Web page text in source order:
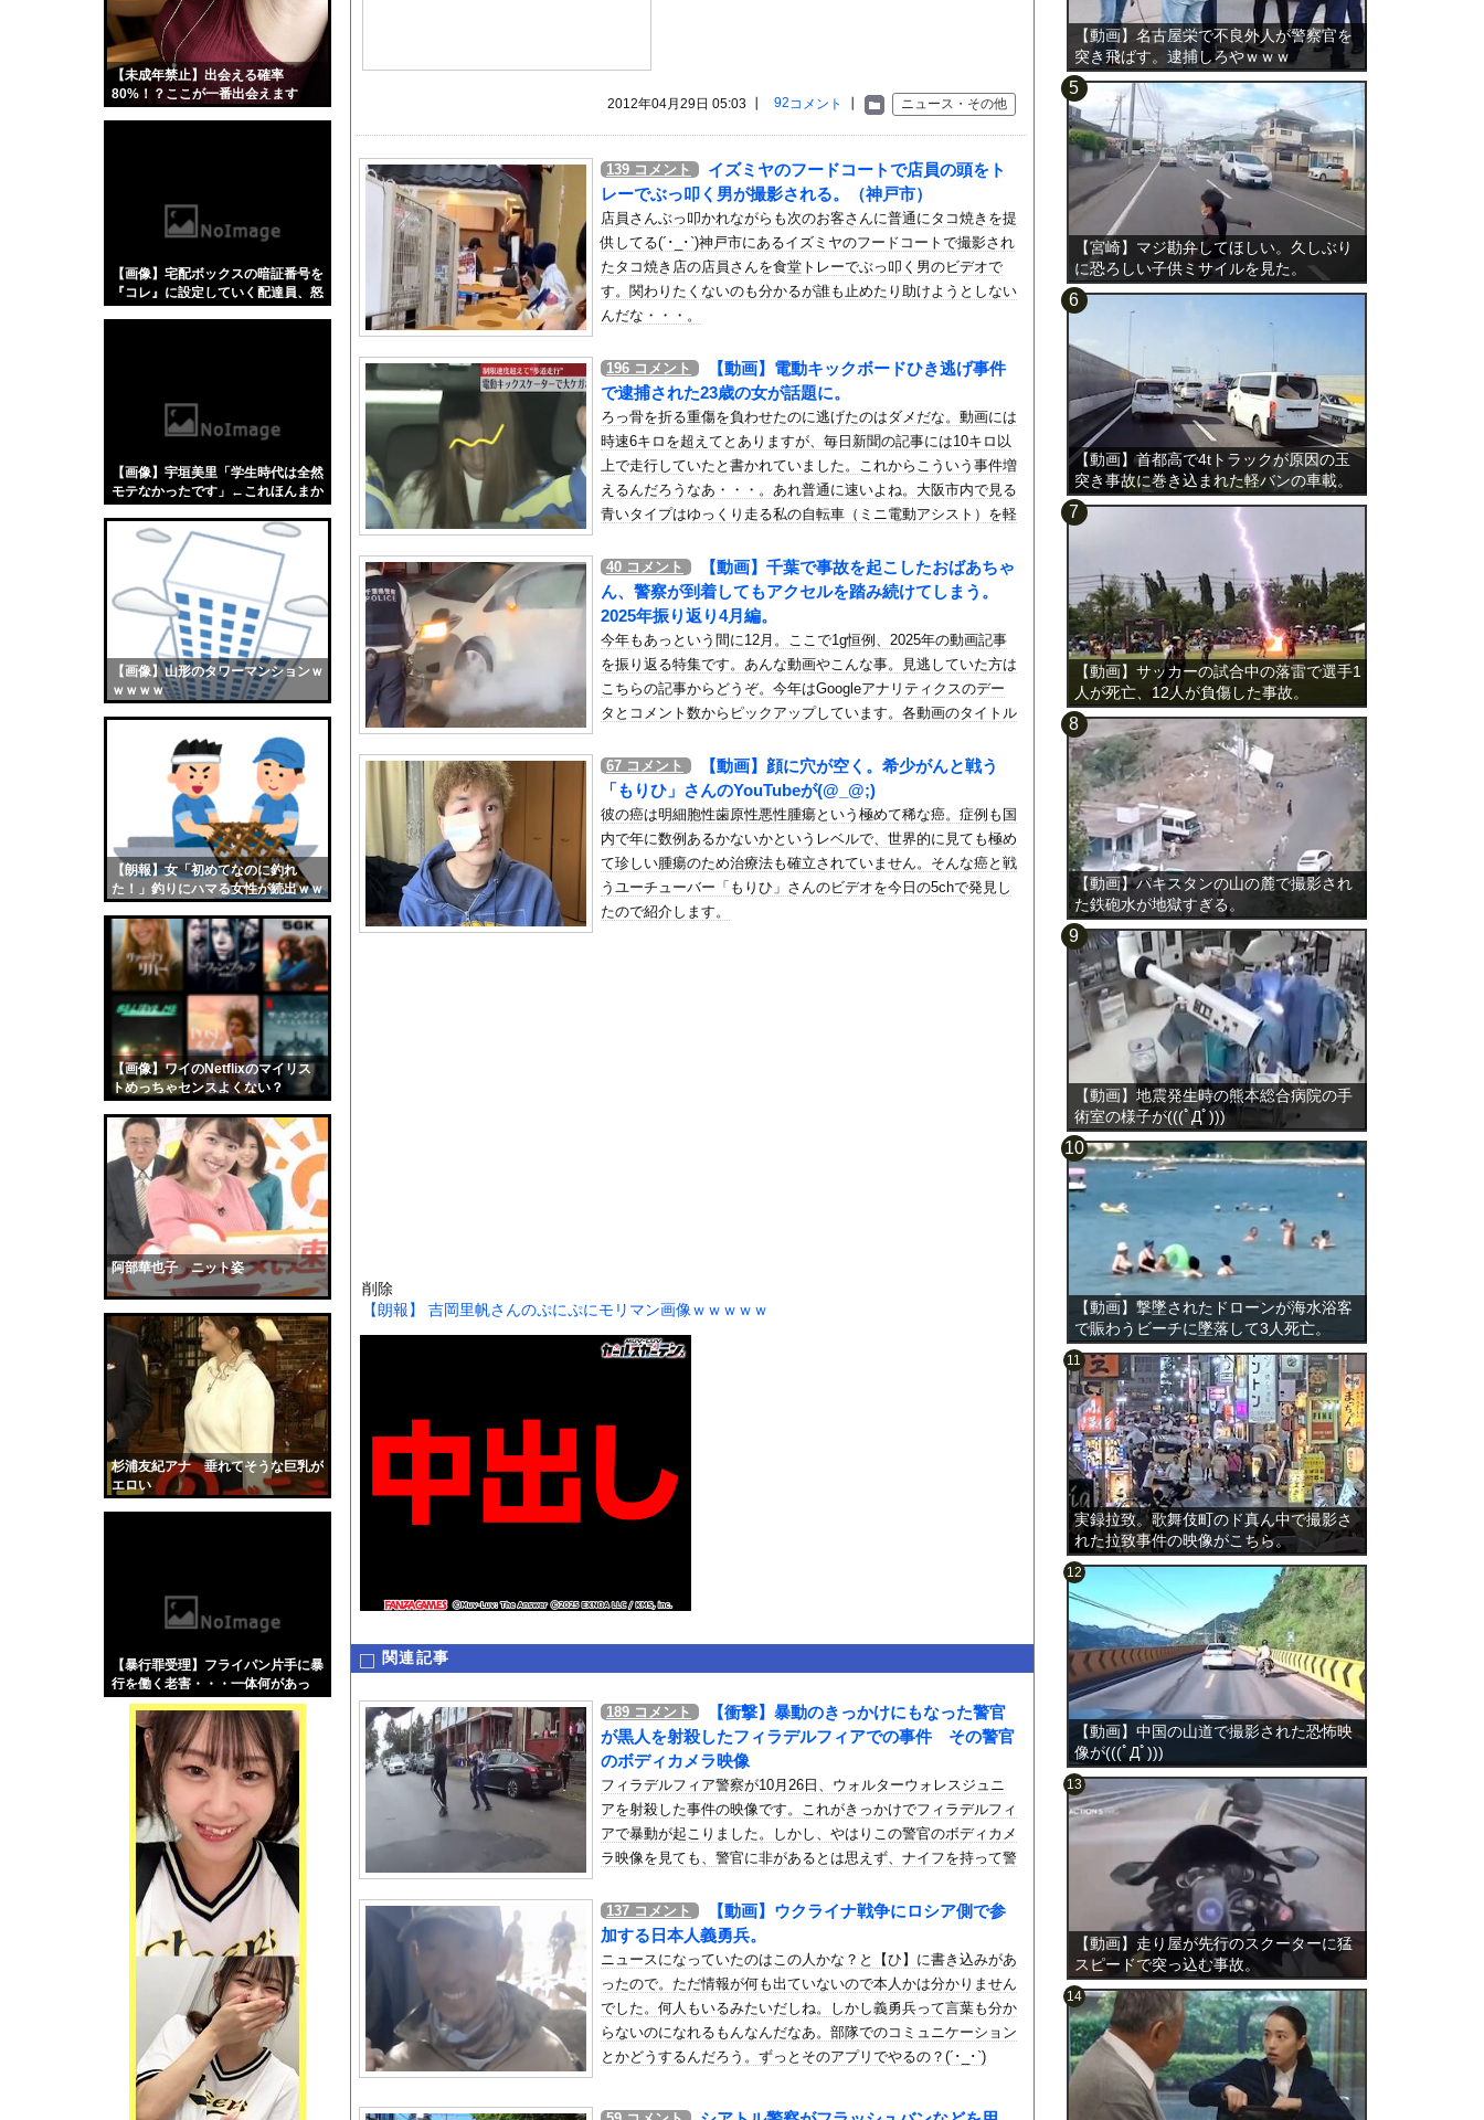
【未成年禁止】出会える確率
80%！？ここが一番出会えます
【画像】宅配ボックスの暗証番号を
『コレ』に設定していく配達員、怒
【画像】宇垣美里「学生時代は全然
モテなかったです」←これほんまか
【画像】山形のタワーマンションｗ
ｗｗｗｗ
【朗報】女「初めてなのに釣れ
た！」釣りにハマる女性が続出ｗｗ
【画像】ワイのNetflixのマイリス
トめっちゃセンスよくない？
阿部華也子 ニット姿
杉浦友紀アナ 垂れてそうな巨乳が
エロい
【暴行罪受理】フライパン片手に暴
行を働く老害・・・一体何があっ
た？
【4/4】嫁が浮気をしている。私の知らないスマホで連絡を取り合い、日中会ったりしてい...
海外「日本の住宅街にこんなレ●プ魔が潜んでるとかマジかよ…さすがHENTAIの国…」
【画像】40歳のお姉さん、ガチでシコらせにくるｗ
英国人「ようこそ」冨安健洋、クリスタルパレス加入が決定的に！メディカル検査をパス！現...
【朗報】 海邉朱莉、「ビキニデカい動画」が出回る→ミーグリが売れるｗｗｗｗｗｗ
「彼氏居ないんでしょ？〇〇君と付き合ったら？」とか言ってくるウザい人なんなの？しかも...
【デレマス漫画】シンデレラガールズの日常「愛を伝えて♡」を公開
スマスロバジリスク4（アクロス/ユニバーサル）
ジャンポケ斎藤と代理人のやりとり、「地獄すぎて完全にコントになってる……」と衝撃を受...
Jリーグ本日開幕ｗｗｗｗｗｗｗｗｗｗ
【日向坂46】Zepp Osaka、客席が想像以上にヤバい…
大阪府警の犯人射殺動画、全く撃ち殺す必要なかったwww
【GIF動画】宮城の可愛すぎるチアさん、甲子園で発見される
【画像】ジャンプ人気漫画最新刊の表紙、ヤバ過ぎる。お前ら元ネタ分かるか？
SES10年目のワイ、転職するか迷う
【江別事件】大学生リンチ殺人主犯の男(当時18歳)に「無期懲役」の判決
【画像】おまえらくんの机がこの女の子の椅子にされてたらｗｗｗ
【画像】この女優さん、可愛すぎる
【朗報】齋藤飛鳥、前屈みで完全に見えてる動画が拡散されてしまう…
【画像】おまえらこういう地雷系の女子高生って好きじゃないの？
海外「日本よ、お前がナンバーワンだ」 熊本地震直後の日本の対応のスピードに世界が衝撃
勇気を出して白人美女にチン凸したアジア人短小男
、爆笑されてしまうｗｗｗ
10年もの間浮気してた嫁。まさかと思い長男のDNA鑑定をするがいいな？と問うと、元嫁...
ウクライナ侵攻以降、ロシア軍兵士のHIV感染が2000％急増…ウクライナメディア！
【配信者】「金バエ」のSNS更新が1週間途絶え、様々な憶測が飛び交う。1週間ぶりの投...
そこには目と口と鼻があった。これはキメラですか？ → 謎の生物はこちらです…
【画像】小倉ゆうか(27)さん、7年ぶり『FRIDAY』表紙で神ボディ大解放
【動画】サーフィンでチューブライディング、チューブの中からの映像が凄い
【黒歴史】こういう昔の大学ヤリサーの流出エロ動画（顔出し）が一番抜ける
韓国人「安貞桓が韓国代表に激怒！『惨憺たる結果、徹底的な刷新が必要だ』と監督や協会を...
ケンタッキーとか言う唐揚げ屋ｗｗｗｗｗ
【中国】男の子が爆竹に点火 マンホールが爆発しふた吹き飛ぶ
【緊急】肛門にスティックのり入れたけど出てこないの！！
【動画】よく助けられたな。岐阜の川で外国人が溺れてしまう事故。
Powered by livedoor 相互RSS
が管理しています。 RSS設定 更新順130件まで。それ以降の古いものは表
示されません。
ニュース・その他
92コメント
2012年04月29日 05:03 ┃
139 コメント
イズミヤのフードコートで店員の頭をト
レーでぶっ叩く男が撮影される。（神戸市）
店員さんぶっ叩かれながらも次のお客さんに普通にタコ焼きを提
供してる(´･_･`)神戸市にあるイズミヤのフードコートで撮影され
たタコ焼き店の店員さんを食堂トレーでぶっ叩く男のビデオで
す。関わりたくないのも分かるが誰も止めたり助けようとしない
んだな・・・。
196 コメント
【動画】電動キックボードひき逃げ事件
で逮捕された23歳の女が話題に。
ろっ骨を折る重傷を負わせたのに逃げたのはダメだな。動画には
時速6キロを超えてとありますが、毎日新聞の記事には10キロ以
上で走行していたと書かれていました。これからこういう事件増
えるんだろうなあ・・・。あれ普通に速いよね。大阪市内で見る
青いタイプはゆっくり走る私の自転車（ミニ電動アシスト）を軽
40 コメント
【動画】千葉で事故を起こしたおばあちゃ
ん、警察が到着してもアクセルを踏み続けてしまう。
2025年振り返り4月編。
今年もあっという間に12月。ここで1g恒例、2025年の動画記事
を振り返る特集です。あんな動画やこんな事。見逃していた方は
こちらの記事からどうぞ。今年はGoogleアナリティクスのデー
タとコメント数からピックアップしています。各動画のタイトル
67 コメント
【動画】顔に穴が空く。希少がんと戦う
「もりひ」さんのYouTubeが(@_@;)
彼の癌は明細胞性歯原性悪性腫瘍という極めて稀な癌。症例も国
内で年に数例あるかないかというレベルで、世界的に見ても極め
て珍しい腫瘍のため治療法も確立されていません。そんな癌と戦
うユーチューバー「もりひ」さんのビデオを今日の5chで発見し
たので紹介します。
削除
【朗報】 吉岡里帆さんのぷにぷにモリマン画像ｗｗｗｗｗ
関連記事
189 コメント
【衝撃】暴動のきっかけにもなった警官
が黒人を射殺したフィラデルフィアでの事件 その警官
のボディカメラ映像
フィラデルフィア警察が10月26日、ウォルターウォレスジュニ
アを射殺した事件の映像です。これがきっかけでフィラデルフィ
アで暴動が起こりました。しかし、やはりこの警官のボディカメ
ラ映像を見ても、警官に非があるとは思えず、ナイフを持って警
た黒人の映像があるので苦手な人は閲覧注意。
137 コメント
【動画】ウクライナ戦争にロシア側で参
加する日本人義勇兵。
ニュースになっていたのはこの人かな？と【ひ】に書き込みがあ
ったので。ただ情報が何も出ていないので本人かは分かりません
でした。何人もいるみたいだしね。しかし義勇兵って言葉も分か
らないのになれるもんなんだなあ。部隊でのコミュニケーション
とかどうするんだろう。ずっとそのアプリでやるの？(´･_･`)
【動画】名古屋栄で不良外人が警察官を
突き飛ばす。逮捕しろやｗｗｗ
【宮崎】マジ勘弁してほしい。久しぶり
に恐ろしい子供ミサイルを見た。
【動画】首都高で4tトラックが原因の玉
突き事故に巻き込まれた軽バンの車載。
【動画】サッカーの試合中の落雷で選手1
人が死亡、12人が負傷した事故。
【動画】パキスタンの山の麓で撮影され
た鉄砲水が地獄すぎる。
【動画】地震発生時の熊本総合病院の手
術室の様子が(((ﾟДﾟ)))
【動画】撃墜されたドローンが海水浴客
で賑わうビーチに墜落して3人死亡。
実録拉致。歌舞伎町のド真ん中で撮影さ
れた拉致事件の映像がこちら。
【動画】中国の山道で撮影された恐怖映
像が(((ﾟДﾟ)))
【動画】走り屋が先行のスクーターに猛
スピードで突っ込む事故。